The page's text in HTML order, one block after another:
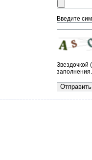
Введите
Звездочкой
заполнения.